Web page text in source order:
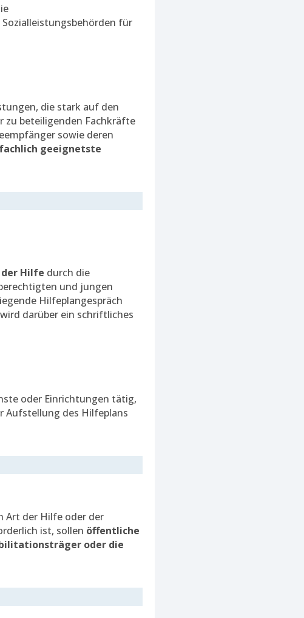
Sozialleistungsbehörden für
die stark auf den
zu beteiligenden Fachkräfte
sowie deren
fachlich geeignetste
Hilfe durch die
und jungen
Hilfeplangespräch
darüber ein schriftliches
oder Einrichtungen tätig,
Aufstellung des Hilfeplans
Art der Hilfe oder der
ist, sollen öffentliche
oder die